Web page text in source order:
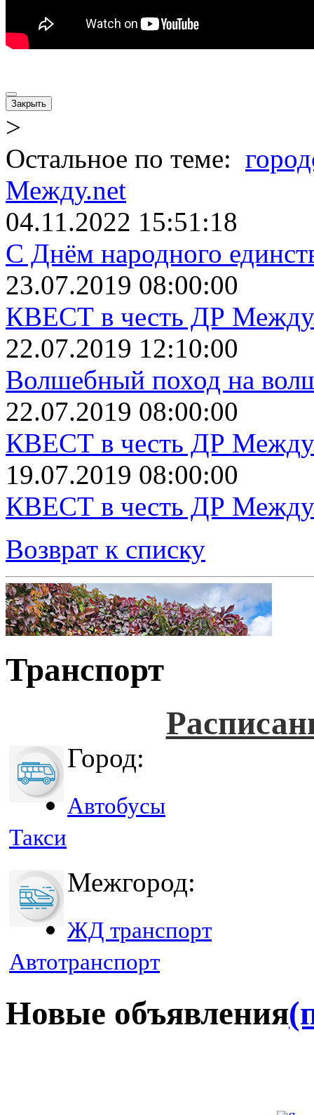
Закрыть
>
Остальное по теме:
Между.net
04.11.2022 15:51:18
С Днём народного
23.07.2019 08:00:00
КВЕСТ в честь ДР
22.07.2019 12:10:00
Волшебный поход на
22.07.2019 08:00:00
КВЕСТ в честь ДР
19.07.2019 08:00:00
КВЕСТ в честь ДР
Возврат к списку
Транспорт
Город:
Автобусы
Такси
Межгород:
ЖД транспорт
Автотранспорт
Новые объявления